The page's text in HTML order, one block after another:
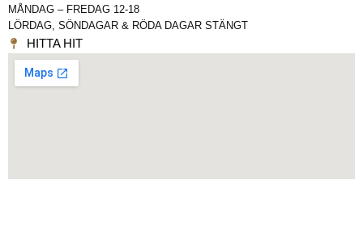
MÅNDAG – FREDAG 12-18
LÖRDAG, SÖNDAGAR & RÖDA DAGAR STÄNGT
HITTA HIT